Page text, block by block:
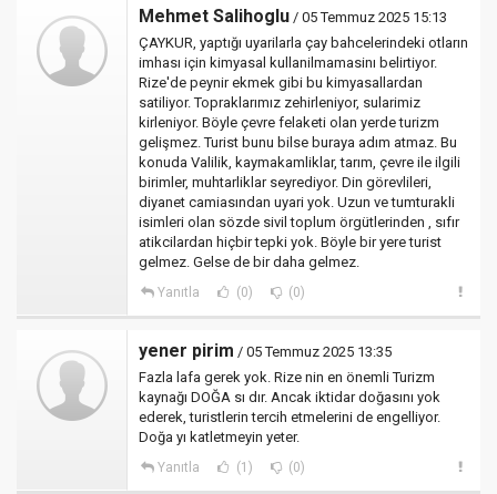
Mehmet Salihoglu / 05 Temmuz 2025 15:13
ÇAYKUR, yaptığı uyarilarla çay bahcelerindeki otların
imhası için kimyasal kullanilmamasinı belirtiyor.
Rize'de peynir ekmek gibi bu kimyasallardan
satiliyor. Topraklarımız zehirleniyor, sularimiz
kirleniyor. Böyle çevre felaketi olan yerde turizm
gelişmez. Turist bunu bilse buraya adım atmaz. Bu
konuda Valilik, kaymakamliklar, tarım, çevre ile ilgili
birimler, muhtarliklar seyrediyor. Din görevlileri,
diyanet camiasından uyari yok. Uzun ve tumturakli
isimleri olan sözde sivil toplum örgütlerinden , sıfır
atikcilardan hiçbir tepki yok. Böyle bir yere turist
gelmez. Gelse de bir daha gelmez.
Yanıtla (0) (0)
yener pirim / 05 Temmuz 2025 13:35
Fazla lafa gerek yok. Rize nin en önemli Turizm
kaynağı DOĞA sı dır. Ancak iktidar doğasını yok
ederek, turistlerin tercih etmelerini de engelliyor.
Doğa yı katletmeyin yeter.
Yanıtla (1) (0)